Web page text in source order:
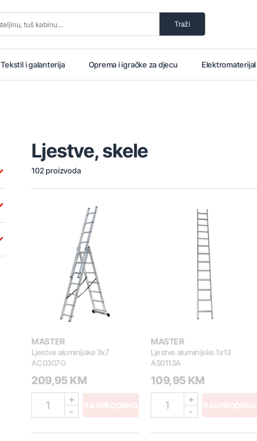
Traži
Tekstil i galanterija Oprema i igračke za djecu Elektromaterijal
Ljestve, skele
102 proizvoda
MASTER
Ljestve aluminijske 3x7
AC0307G
209,95 KM
1
+
-
RASPRODANO
MASTER
Ljestve aluminijske 1x13
AS0113A
109,95 KM
1
+
-
RASPRODANO